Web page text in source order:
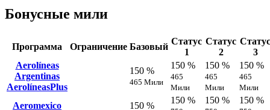
Бонусные мили
Программа Ограничение Базовый
Статус
1
Статус
2
Статус
3
Aerolíneas
Argentinas
AerolíneasPlus
150 %
465 Мили
150 %
465
Мили
150 %
465
Мили
150 %
465
Мили
Aeromexico 150 %
150 % 150 % 150 %